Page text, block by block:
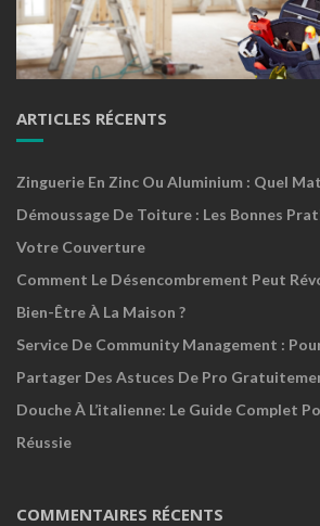
ARTICLES RÉCENTS
Zinguerie En Zinc Ou Aluminium : Quel
Démoussage De Toiture : Les Bonnes
Votre Couverture
Comment Le Désencombrement Peut
Bien-Être À La Maison ?
Service De Community Management :
Partager Des Astuces De Pro
Douche À L’italienne: Le Guide Complet
Réussie
COMMENTAIRES RÉCENTS